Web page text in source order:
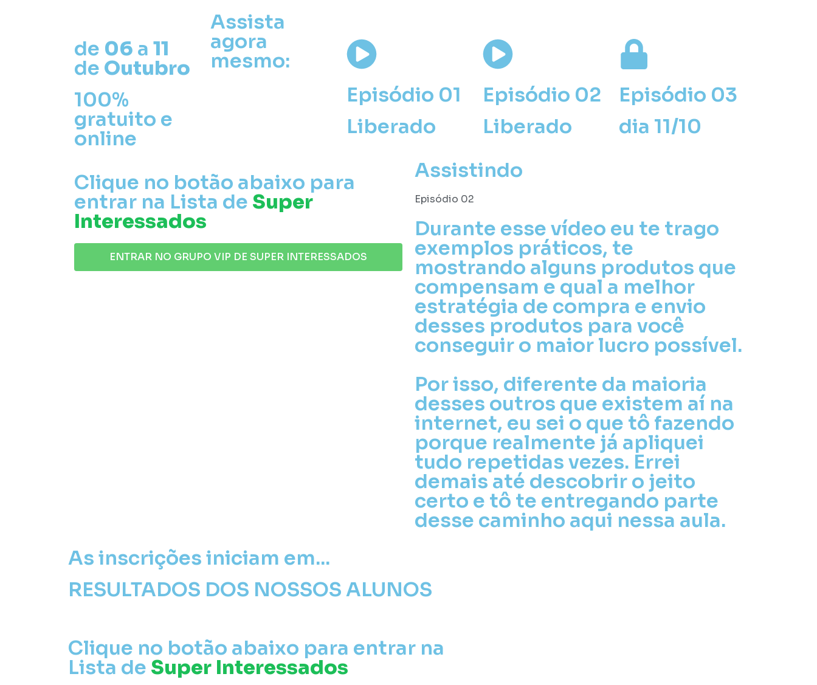
de 06 a 11
de Outubro
100%
gratuito e
online
Assista
agora
mesmo:
Episódio 01
Liberado
Episódio 02
Liberado
Episódio 03
dia 11/10
Clique no botão abaixo para
entrar na Lista de Super
Interessados
ENTRAR NO GRUPO VIP DE SUPER INTERESSADOS
Assistindo
Episódio 02
Durante esse vídeo eu te trago
exemplos práticos, te
mostrando alguns produtos que
compensam e qual a melhor
estratégia de compra e envio
desses produtos para você
conseguir o maior lucro possível.
Por isso, diferente da maioria
desses outros que existem aí na
internet, eu sei o que tô fazendo
porque realmente já apliquei
tudo repetidas vezes. Errei
demais até descobrir o jeito
certo e tô te entregando parte
desse caminho aqui nessa aula.
As inscrições iniciam em...
RESULTADOS DOS NOSSOS ALUNOS
Clique no botão abaixo para entrar na
Lista de Super Interessados